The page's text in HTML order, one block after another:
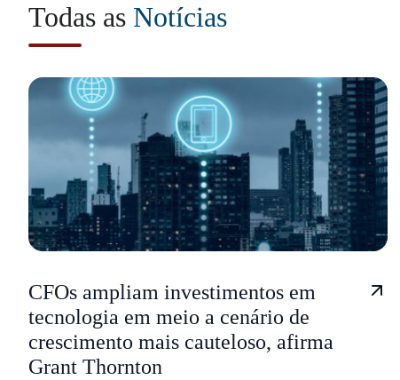
Todas as Notícias
CFOs ampliam investimentos em
tecnologia em meio a cenário de
crescimento mais cauteloso, afirma
Grant Thornton